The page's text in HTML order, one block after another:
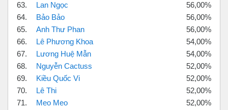
63.
Lan Ngọc
56,00%
64.
Bảo Bảo
56,00%
65.
Anh Thư Phan
56,00%
66.
Lê Phương Khoa
54,00%
67.
Lương Huệ Mẫn
54,00%
68.
Nguyễn Cactuss
52,00%
69.
Kiều Quốc Vi
52,00%
70.
Lê Thi
52,00%
71.
Meo Meo
52,00%